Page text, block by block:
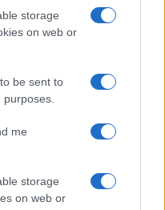
storage
on web or
be sent to
me
storage
on web or
napja volt a